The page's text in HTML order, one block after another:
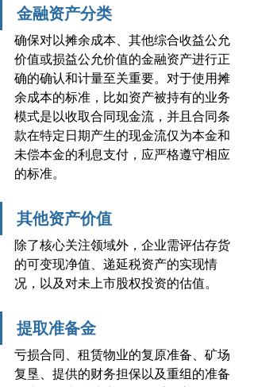
金融资产分类
确保对以摊余成本、其他综合收益公允
价值或损益公允价值的金融资产进行正
确的确认和计量至关重要。对于使用摊
余成本的标准，比如资产被持有的业务
模式是以收取合同现金流，并且合同条
款在特定日期产生的现金流仅为本金和
未偿本金的利息支付，应严格遵守相应
的标准。
其他资产价值
除了核心关注领域外，企业需评估存货
的可变现净值、递延税资产的实现情
况，以及对未上市股权投资的估值。
提取准备金
亏损合同、租赁物业的复原准备、矿场
复垦、提供的财务担保以及重组的准备